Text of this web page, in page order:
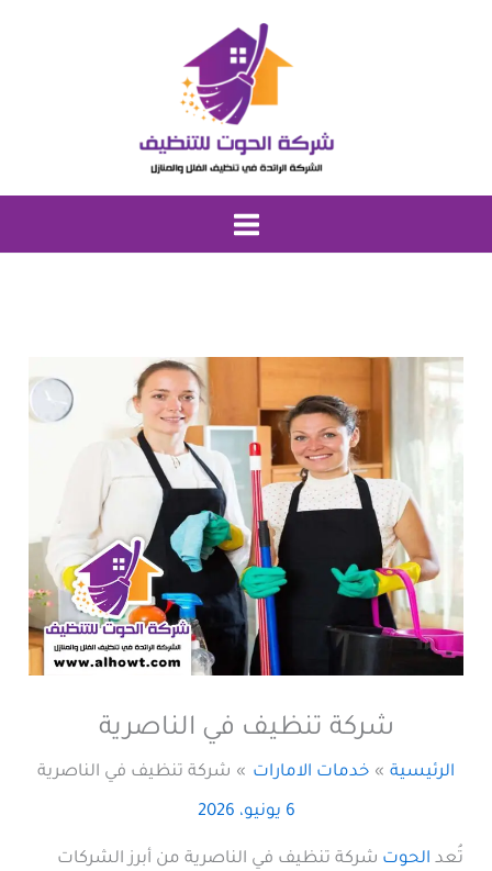
شركة تنظيف في الناصرية
الرئيسية خدمات الامارات شركة تنظيف في الناصرية
6 يونيو، 2026
تُعد الحوت شركة تنظيف في الناصرية من أبرز الشركات